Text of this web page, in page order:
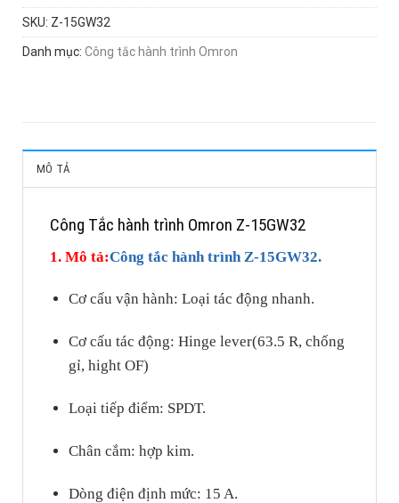
SKU: Z-15GW32
Danh mục: Công tắc hành trình Omron
MÔ TẢ
Công Tắc hành trình Omron Z-15GW32
1. Mô tả:Công tắc hành trình Z-15GW32.
Cơ cấu vận hành: Loại tác động nhanh.
Cơ cấu tác động: Hinge lever(63.5 R, chống
gỉ, hight OF)
Loại tiếp điểm: SPDT.
Chân cắm: hợp kim.
Dòng điện định mức: 15 A.